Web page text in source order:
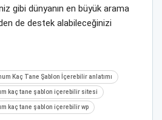
gibi dünyanın en büyük arama
de destek alabileceğinizi
Kaç Tane Şablon İçerebilir anlatımı
kaç tane şablon içerebilir sitesi
kaç tane şablon içerebilir wp